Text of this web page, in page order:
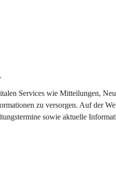
Services wie Mitteilungen,
zu versorgen. Auf der
sowie aktuelle